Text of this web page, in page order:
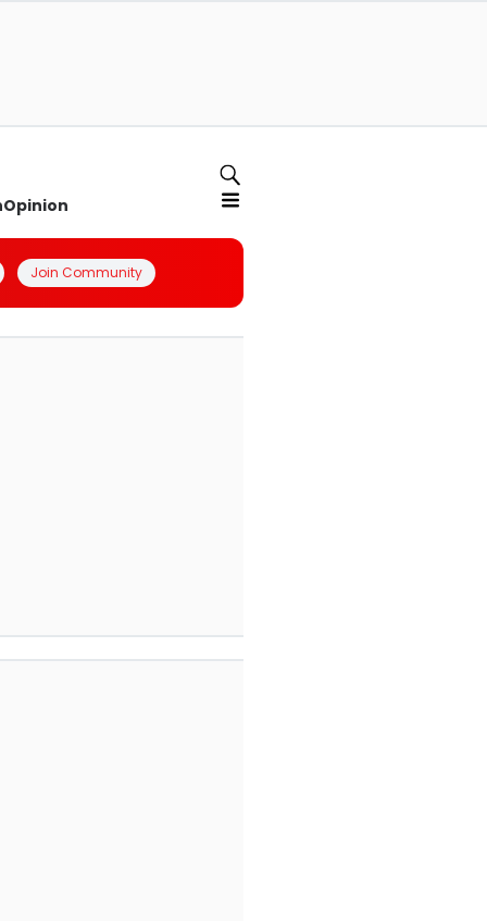
Opinion
Join Community